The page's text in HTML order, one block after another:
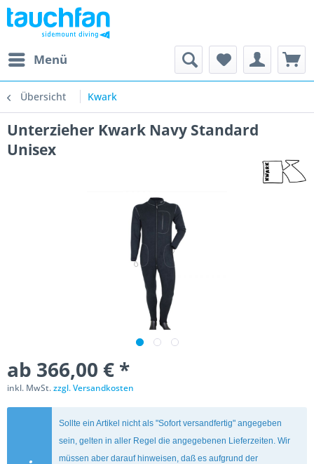
Menü
Übersicht Kwark
Unterzieher Kwark Navy Standard
Unisex
ab 366,00 € *
inkl. MwSt.zzgl. Versandkosten
Sollte ein Artikel nicht als "Sofort versandfertig" angegeben
sein, gelten in aller Regel die angegebenen Lieferzeiten. Wir
müssen aber darauf hinweisen, daß es aufgrund der